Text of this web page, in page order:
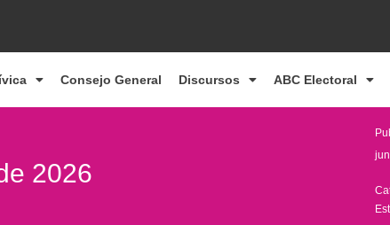
Consejo General Discursos ABC Electoral
2026